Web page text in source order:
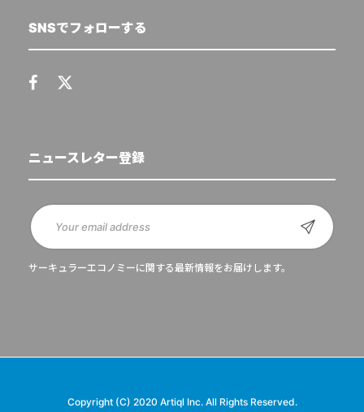
SNSでフォローする
ニュースレター登録
サーキュラーエコノミーに関する最新情報をお届けします。
Copyright (C) 2020 Artiql Inc. All Rights Reserved.